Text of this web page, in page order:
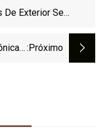
De Exterior Se
Y :próximo